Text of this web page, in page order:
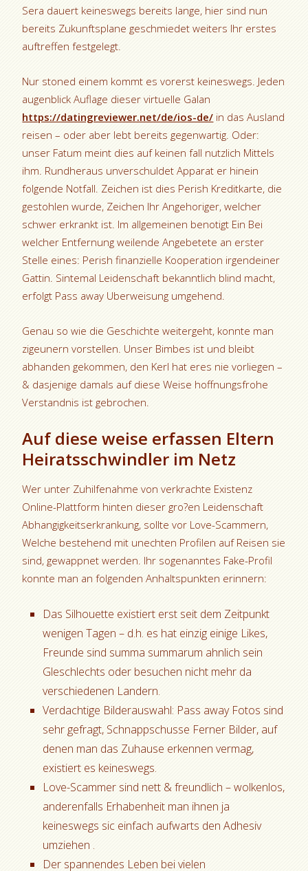
Sera dauert keineswegs bereits lange, hier sind nun
bereits Zukunftsplane geschmiedet weiters Ihr erstes
auftreffen festgelegt.
Nur stoned einem kommt es vorerst keineswegs. Jeden
augenblick Auflage dieser virtuelle Galan
https://datingreviewer.net/de/ios-de/ in das Ausland
reisen – oder aber lebt bereits gegenwartig. Oder:
unser Fatum meint dies auf keinen fall nutzlich Mittels
ihm. Rundheraus unverschuldet Apparat er hinein
folgende Notfall. Zeichen ist dies Perish Kreditkarte, die
gestohlen wurde, Zeichen Ihr Angehoriger, welcher
schwer erkrankt ist. Im allgemeinen benotigt Ein Bei
welcher Entfernung weilende Angebetete an erster
Stelle eines: Perish finanzielle Kooperation irgendeiner
Gattin. Sintemal Leidenschaft bekanntlich blind macht,
erfolgt Pass away Uberweisung umgehend.
Genau so wie die Geschichte weitergeht, konnte man
zigeunern vorstellen. Unser Bimbes ist und bleibt
abhanden gekommen, den Kerl hat eres nie vorliegen –
& dasjenige damals auf diese Weise hoffnungsfrohe
Verstandnis ist gebrochen.
Auf diese weise erfassen Eltern
Heiratsschwindler im Netz
Wer unter Zuhilfenahme von verkrachte Existenz
Online-Plattform hinten dieser gro?en Leidenschaft
Abhangigkeitserkrankung, sollte vor Love-Scammern,
Welche bestehend mit unechten Profilen auf Reisen sie
sind, gewappnet werden. Ihr sogenanntes Fake-Profil
konnte man an folgenden Anhaltspunkten erinnern:
Das Silhouette existiert erst seit dem Zeitpunkt
wenigen Tagen – d.h. es hat einzig einige Likes,
Freunde sind summa summarum ahnlich sein
Gleschlechts oder besuchen nicht mehr da
verschiedenen Landern.
Verdachtige Bilderauswahl: Pass away Fotos sind
sehr gefragt, Schnappschusse Ferner Bilder, auf
denen man das Zuhause erkennen vermag,
existiert es keineswegs.
Love-Scammer sind nett & freundlich – wolkenlos,
anderenfalls Erhabenheit man ihnen ja
keineswegs sic einfach aufwarts den Adhesiv
umziehen .
Der spannendes Leben bei vielen